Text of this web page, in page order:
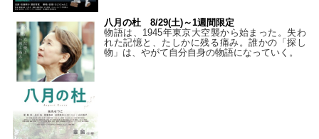
八月の杜 8/29(土)～1週間限定
物語は、1945年東京大空襲から始まった。失わ
れた記憶と、たしかに残る痛み。誰かの「探し
物」は、やがて自分自身の物語になっていく。